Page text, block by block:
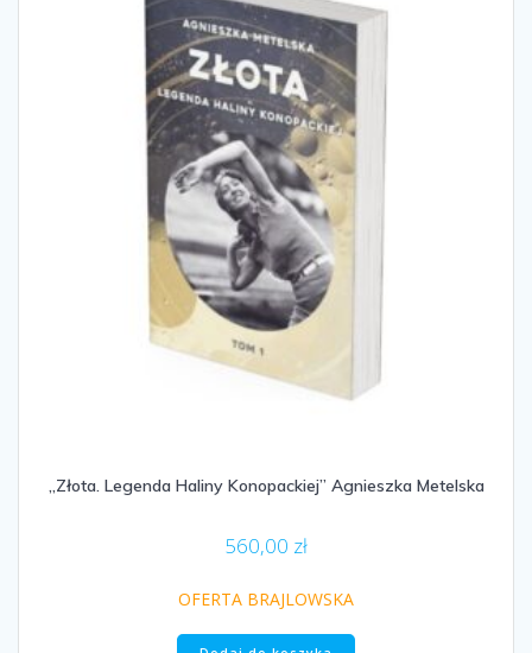
„Złota. Legenda Haliny Konopackiej” Agnieszka Metelska
560,00 zł
OFERTA BRAJLOWSKA